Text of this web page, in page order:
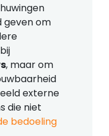
geven om
, maar om
externe
die niet
bedoeling